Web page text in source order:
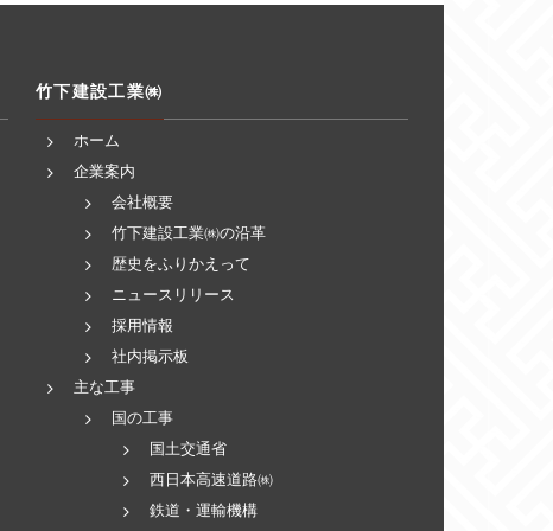
竹下建設工業㈱
ホーム
企業案内
会社概要
竹下建設工業㈱の沿革
歴史をふりかえって
ニュースリリース
採用情報
社内掲示板
主な工事
国の工事
国土交通省
西日本高速道路㈱
鉄道・運輸機構